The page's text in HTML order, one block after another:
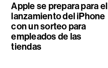
Apple se prepara para el
lanzamiento del iPhone
con un sorteo para
empleados de las
tiendas